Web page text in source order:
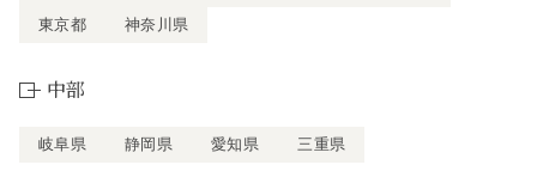
東京都
神奈川県
中部
岐阜県 静岡県 愛知県 三重県